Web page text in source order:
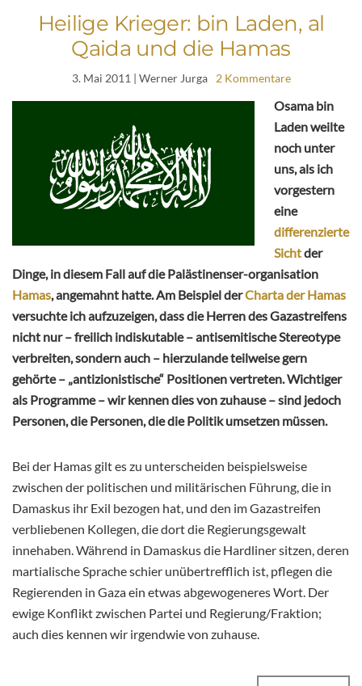
Heilige Krieger: bin Laden, al
Qaida und die Hamas
3. Mai 2011| Werner Jurga 2 Kommentare
Osama bin
Laden weilte
noch unter
uns, als ich
vorgestern
eine
differenzierte
Sichtder
Dinge, in diesem Fall auf die Palästinenser-organisation
Hamas, angemahnt hatte. Am Beispiel derCharta der Hamas
versuchte ich aufzuzeigen, dass die Herren des Gazastreifens
nicht nur – freilich indiskutable – antisemitische Stereotype
verbreiten, sondern auch – hierzulande teilweise gern
gehörte – „antizionistische“ Positionen vertreten. Wichtiger
als Programme – wir kennen dies von zuhause – sind jedoch
Personen, die Personen, die die Politik umsetzen müssen.
Bei der Hamas gilt es zu unterscheiden beispielsweise
zwischen der politischen und militärischen Führung, die in
Damaskus ihr Exil bezogen hat, und den im Gazastreifen
verbliebenen Kollegen, die dort die Regierungsgewalt
innehaben. Während in Damaskus die Hardliner sitzen, deren
martialische Sprache schier unübertrefflich ist, pflegen die
Regierenden in Gaza ein etwas abgewogeneres Wort. Der
ewige Konflikt zwischen Partei und Regierung/Fraktion;
auch dies kennen wir irgendwie von zuhause.